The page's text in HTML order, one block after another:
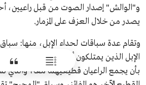
و"الوالش" إصدار الصوت من قبل راعيين،
يصدر من خلال العزف على المزمار.
وتقام عدة سباقات لحداء الإبل، منها:
الإبل الذين يمتلكون أصواتا جميلة،
بأن يجمع الراعيان قطيعيهما معًا، والذي